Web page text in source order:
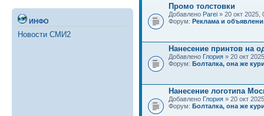
ИНФО
Новости СМИ2
Промо толстовки
Добавлено Parei » 20 окт 2025,
Форум: Реклама и
Нанесение принтов на
Добавлено Глория » 20 окт
Форум: Болталка, она же
Нанесение логотипа
Добавлено Глория » 20 окт
Форум: Болталка, она же